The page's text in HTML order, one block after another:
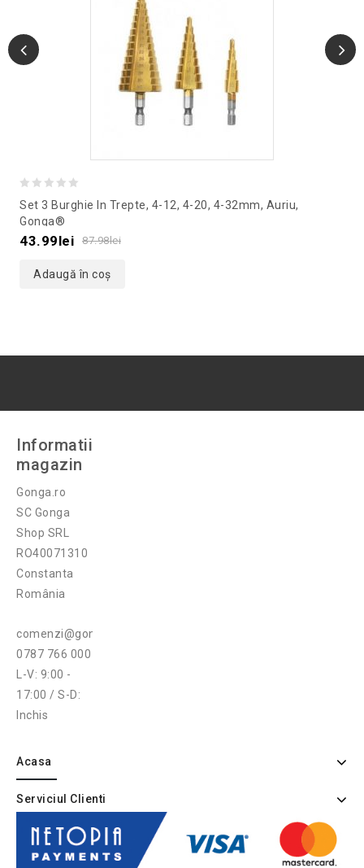
out
of
Set 3 Burghie In Trepte, 4-12, 4-20, 4-32mm, Auriu,
Gonga®
87.98lei
43.99lei
Adaugă în coș
Informatii
magazin
Gonga.ro
SC Gonga
Shop SRL
RO40071310
Constanta
România
comenzi@gonga.ro
0787 766 000
L-V: 9:00 -
17:00 / S-D:
Inchis
Acasa
Serviciul Clienti